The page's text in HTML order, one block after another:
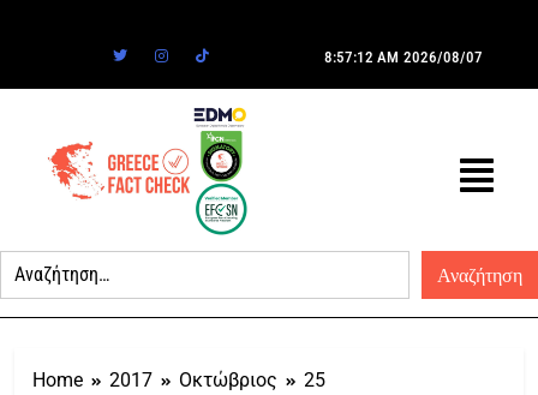
8:57:12 AM 2026/08/07
Home 2017 Οκτώβριος 25